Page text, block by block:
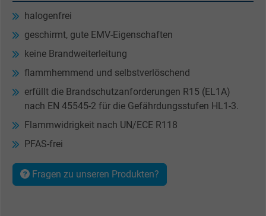
halogenfrei
geschirmt, gute EMV-Eigenschaften
keine Brandweiterleitung
flammhemmend und selbstverlöschend
erfüllt die Brandschutzanforderungen R15 (EL1A)
nach EN 45545-2 für die Gefährdungsstufen HL1-3.
Flammwidrigkeit nach UN/ECE R118
PFAS-frei
Fragen zu unseren Produkten?